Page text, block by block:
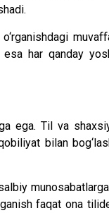
har qanday
ega. Til va
bilan
faqat ona